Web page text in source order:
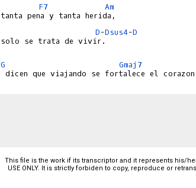
F7
Am
D-Dsus4-D
solo se trata de vivir.
G
Gmaj7
This file is the work if its transcriptor and it represents his/
USE ONLY. It is strictly forbiden to copy, reproduce or